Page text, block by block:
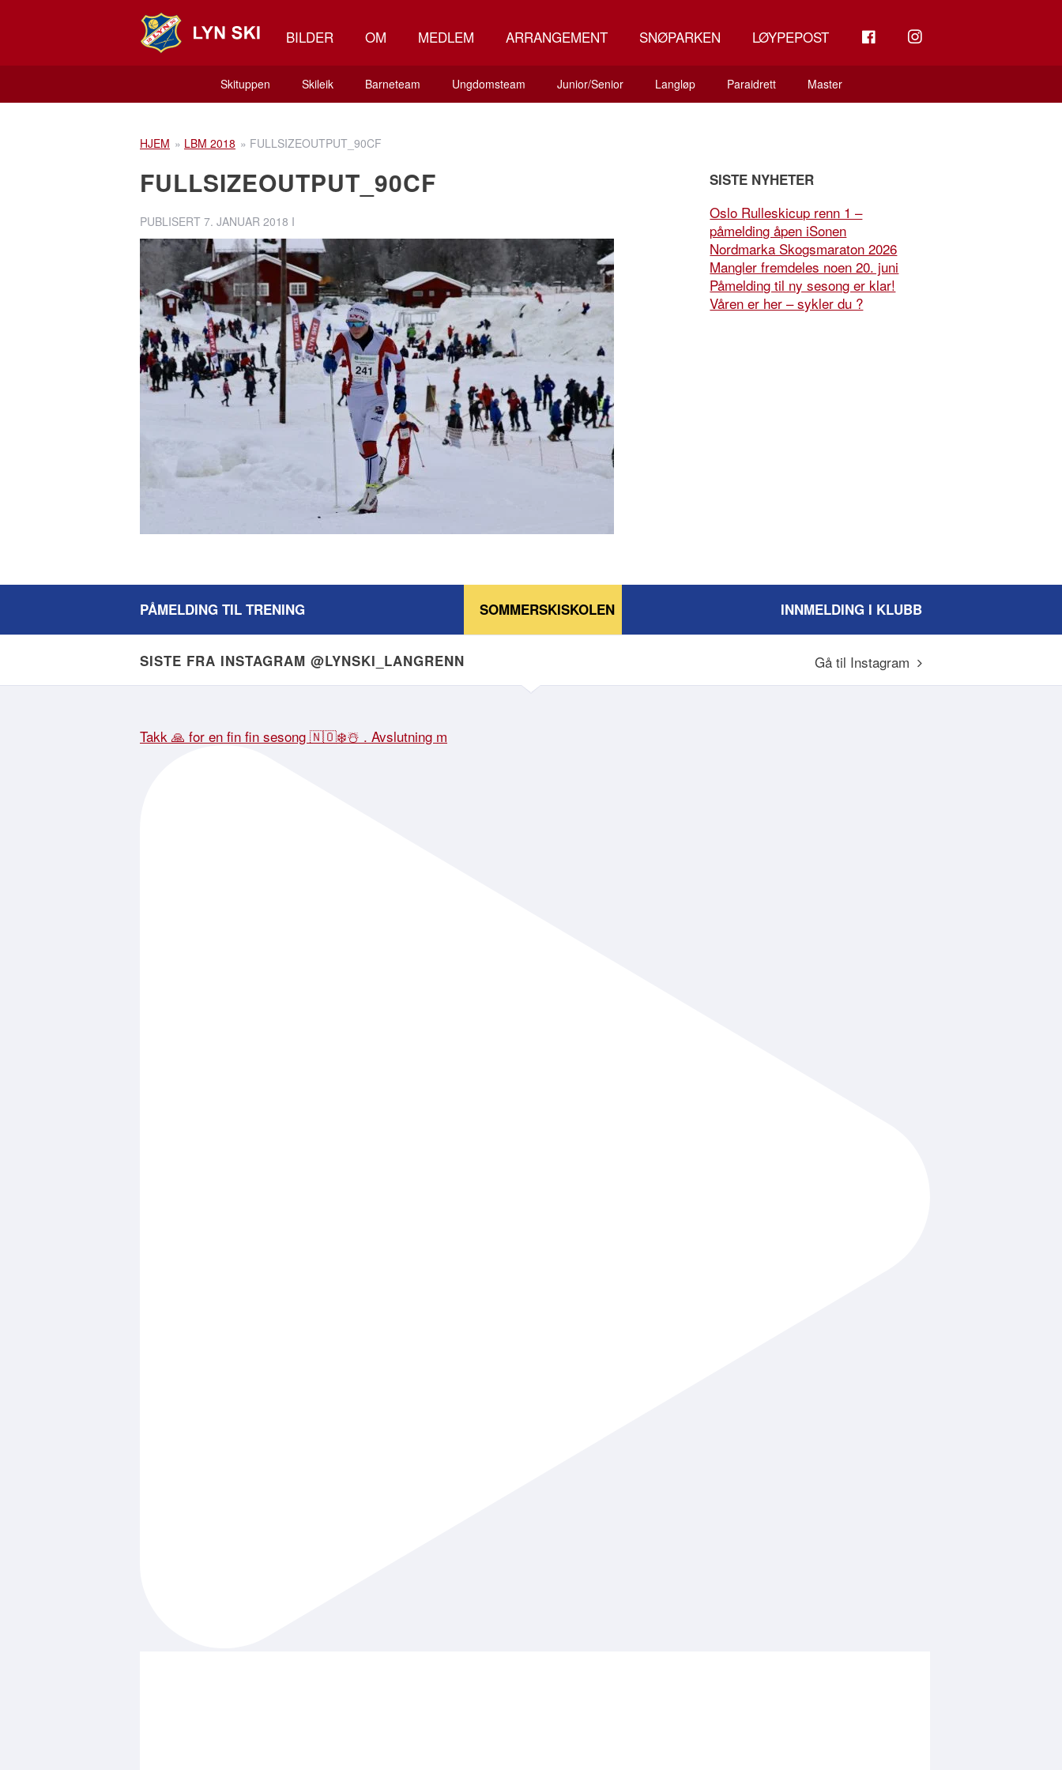
BILDER OM MEDLEM ARRANGEMENT SNØPARKEN LØYPEPOST INSTAGRAM
Skituppen Skileik Barneteam Ungdomsteam Junior/Senior Langløp Paraidrett Master
HJEM » LBM 2018 » FULLSIZEOUTPUT_90CF
FULLSIZEOUTPUT_90CF
PUBLISERT 7. JANUAR 2018 I
SISTE NYHETER
Oslo Rulleskicup renn 1 –
påmelding åpen iSonen
Nordmarka Skogsmaraton 2026
Mangler fremdeles noen 20. juni
Påmelding til ny sesong er klar!
Våren er her – sykler du ?
PÅMELDING TIL TRENING INNMELDING I KLUBB
SOMMERSKISKOLEN
SISTE FRA INSTAGRAM @LYNSKI_LANGRENN Gå til Instagram
Takk 🙏 for en fin fin sesong 🇳🇴❄️☃️ . Avslutning m